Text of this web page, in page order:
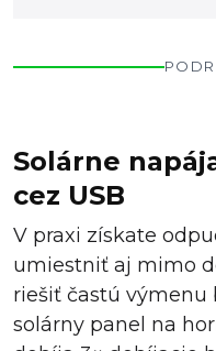
Solárne
cez USB
V praxi získate
umiestniť aj mimo
riešiť častú výmenu
solárny panel na